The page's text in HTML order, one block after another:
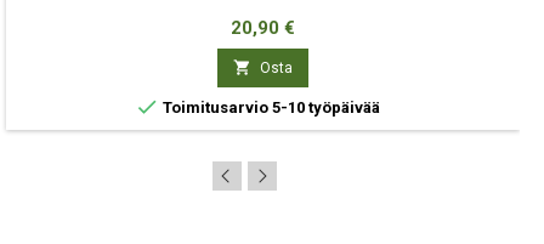
Hinta
20,90 €
 Osta
 Toimitusarvio 5-10 työpäivää